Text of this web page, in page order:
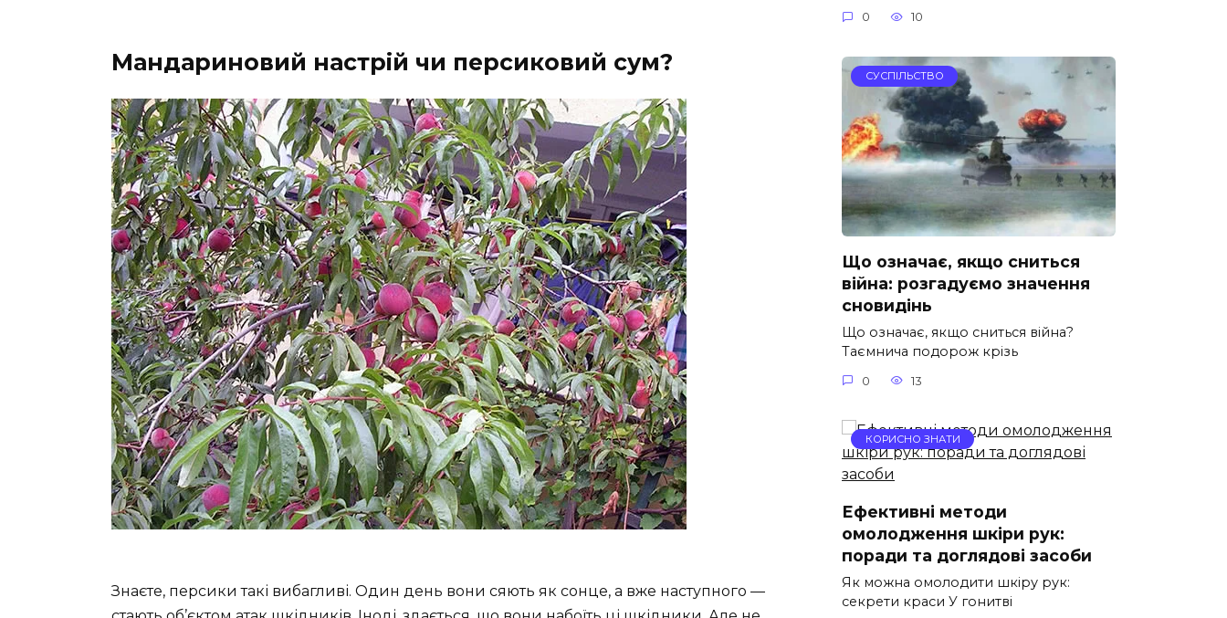
Мандариновий настрій чи персиковий сум?
Знаєте, персики такі вибагливі. Один день вони сяють як сонце, а вже наступного —
0 10
СУСПІЛЬСТВО
Що означає, якщо сниться
війна: розгадуємо значення
сновидінь
Що означає, якщо сниться війна?
Таємнича подорож крізь
0 13
КОРИСНО ЗНАТИ
Ефективні методи
омолодження шкіри рук:
поради та доглядові засоби
Як можна омолодити шкіру рук:
секрети краси У гонитві